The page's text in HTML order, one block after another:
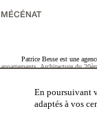
MÉCÉNAT
Patrice Besse est une
appartements,Architecture du
En poursuivant
adaptés à vos